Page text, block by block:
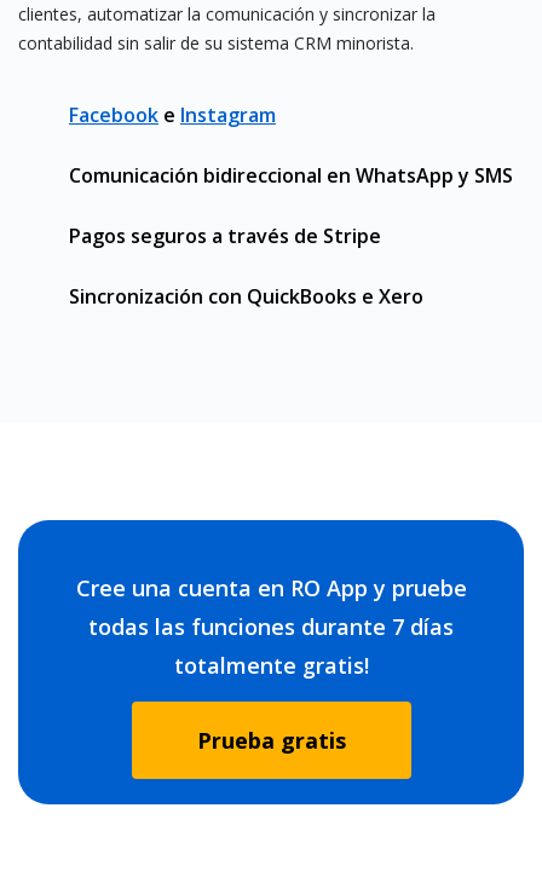
clientes, automatizar la comunicación y sincronizar la
contabilidad sin salir de su sistema CRM minorista.
Facebook e Instagram
Comunicación bidireccional en WhatsApp y SMS
Pagos seguros a través de Stripe
Sincronización con QuickBooks e Xero
Cree una cuenta en RO App y pruebe
todas las funciones durante 7 días
totalmente gratis!
Prueba gratis